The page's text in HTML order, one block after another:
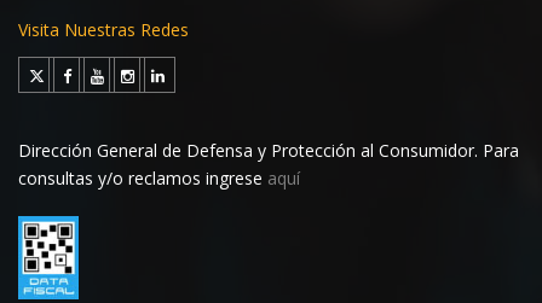
Visita Nuestras Redes
Dirección General de Defensa y Protección al Consumidor. Para
consultas y/o reclamos ingrese aquí